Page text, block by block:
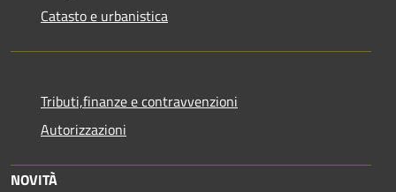
Catasto e urbanistica
Tributi,finanze e contravvenzioni
Autorizzazioni
NOVITÀ